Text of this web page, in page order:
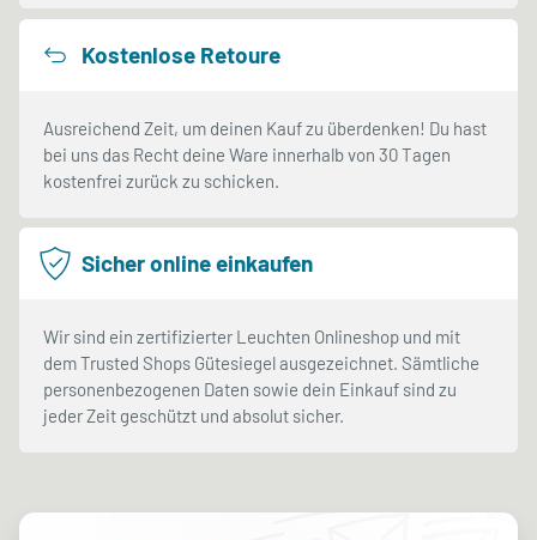
Kostenlose Retoure
Ausreichend Zeit, um deinen Kauf zu überdenken! Du hast
bei uns das Recht deine Ware innerhalb von 30 Tagen
kostenfrei zurück zu schicken.
Sicher online einkaufen
Wir sind ein zertifizierter Leuchten Onlineshop und mit
dem Trusted Shops Gütesiegel ausgezeichnet. Sämtliche
personenbezogenen Daten sowie dein Einkauf sind zu
jeder Zeit geschützt und absolut sicher.